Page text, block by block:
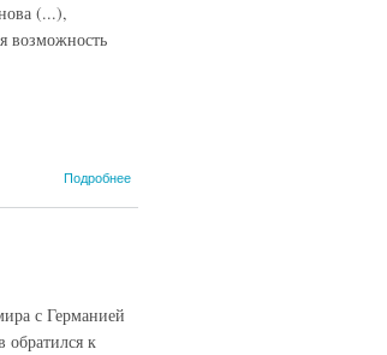
(...),
возможность
Подробнее
с Германией
к